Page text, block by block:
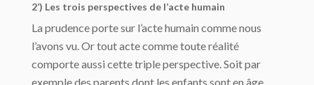
2’) Les trois perspectives de l’acte humain
La prudence porte sur l’acte humain comme nous
l’avons vu. Or tout acte comme toute réalité
comporte aussi cette triple perspective. Soit par
exemple des parents dont les enfants sont en âge